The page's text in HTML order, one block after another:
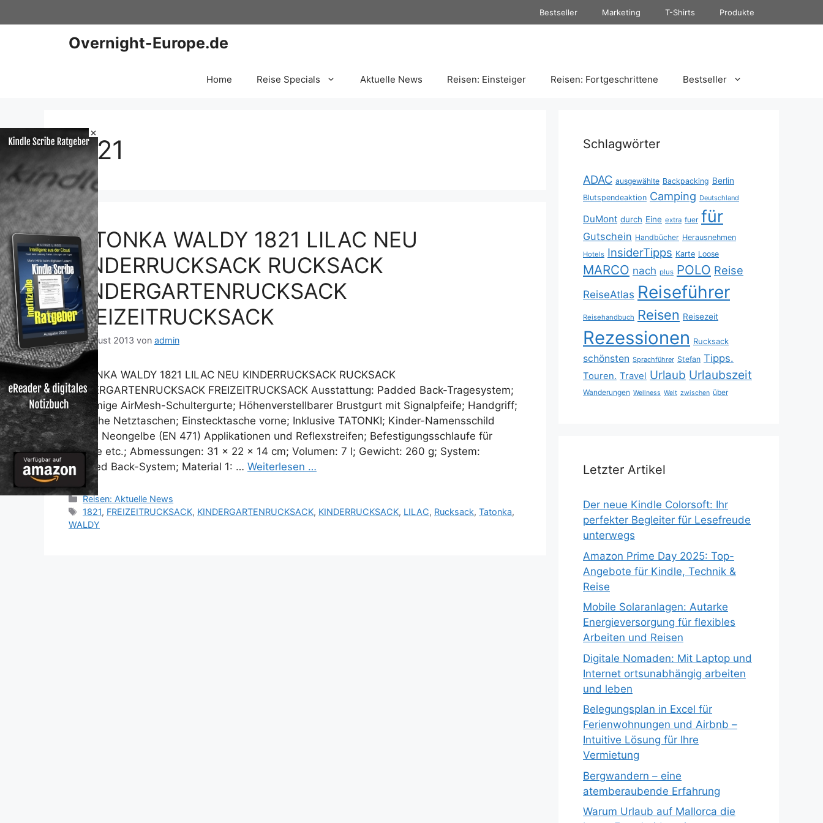
×
Inhalt
Bestseller Marketing T-Shirts Produkte
Overnight-Europe.de
Home Reise Specials Aktuelle News Reisen: Einsteiger Reisen: Fortgeschrittene Bestseller
1821
TATONKA WALDY 1821 LILAC NEU
KINDERRUCKSACK RUCKSACK
KINDERGARTENRUCKSACK
FREIZEITRUCKSACK
11. August 2013 von admin
TATONKA WALDY 1821 LILAC NEU KINDERRUCKSACK RUCKSACK
KINDERGARTENRUCKSACK FREIZEITRUCKSACK Ausstattung: Padded Back-Tragesystem;
S-förmige AirMesh-Schultergurte; Höhenverstellbarer Brustgurt mit Signalpfeife; Handgriff;
Seitliche Netztaschen; Einstecktasche vorne; Inklusive TATONKI; Kinder-Namensschild
innen; Neongelbe (EN 471) Applikationen und Reflexstreifen; Befestigungsschlaufe für
Stöcke etc.; Abmessungen: 31 x 22 x 14 cm; Volumen: 7 l; Gewicht: 260 g; System:
Padded Back-System; Material 1: … Weiterlesen …
Kategorien
Reisen: Aktuelle News
Schlagwörter
1821, FREIZEITRUCKSACK, KINDERGARTENRUCKSACK, KINDERRUCKSACK, LILAC, Rucksack,Tatonka,
WALDY
Schlagwörter
ADAC ausgewählte Backpacking Berlin
Blutspendeaktion Camping Deutschland
DuMont durch Eine extra fuer für
Gutschein Handbücher Herausnehmen
Hotels InsiderTipps Karte Loose
MARCO nach plus POLO Reise
ReiseAtlas Reiseführer
Reisehandbuch Reisen Reisezeit
Rezessionen Rucksack
schönsten Sprachführer Stefan Tipps.
Touren. Travel Urlaub Urlaubszeit
Wanderungen Wellness Welt zwischen über
Letzter Artikel
Der neue Kindle Colorsoft: Ihr
perfekter Begleiter für Lesefreude
unterwegs
Amazon Prime Day 2025: Top-
Angebote für Kindle, Technik &
Reise
Mobile Solaranlagen: Autarke
Energieversorgung für flexibles
Arbeiten und Reisen
Digitale Nomaden: Mit Laptop und
Internet ortsunabhängig arbeiten
und leben
Belegungsplan in Excel für
Ferienwohnungen und Airbnb –
Intuitive Lösung für Ihre
Vermietung
Bergwandern – eine
atemberaubende Erfahrung
Warum Urlaub auf Mallorca die